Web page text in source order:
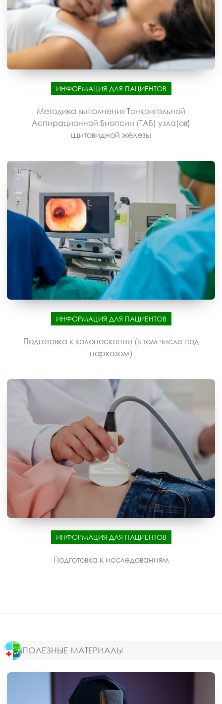
ИНФОРМАЦИЯ ДЛЯ ПАЦИЕНТОВ
Методика выполнения Тонкоигольной
Аспирационной Биопсии (ТАБ) узла(ов)
щитовидной железы
ИНФОРМАЦИЯ ДЛЯ ПАЦИЕНТОВ
Подготовка к колоноскопии (в том числе под
наркозом)
ИНФОРМАЦИЯ ДЛЯ ПАЦИЕНТОВ
Подготовка к исследованиям
ПОЛЕЗНЫЕ МАТЕРИАЛЫ